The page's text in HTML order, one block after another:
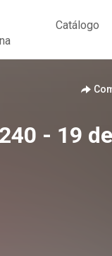
Catálogo
- 19 de